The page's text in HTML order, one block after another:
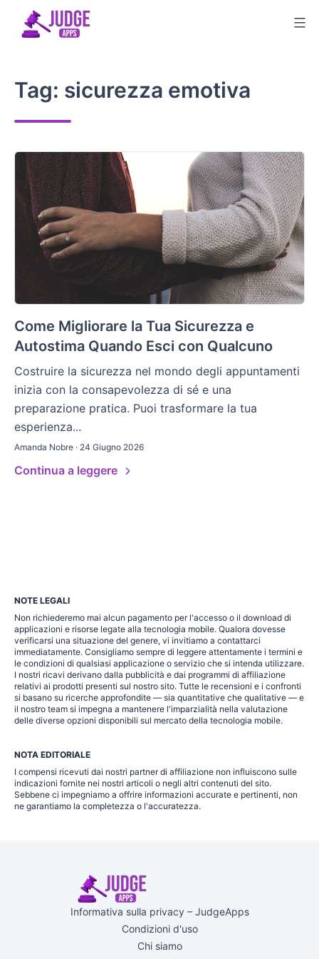
Tag: sicurezza emotiva
Come Migliorare la Tua Sicurezza e
Autostima Quando Esci con Qualcuno
Costruire la sicurezza nel mondo degli appuntamenti
inizia con la consapevolezza di sé e una
preparazione pratica. Puoi trasformare la tua
esperienza...
Amanda Nobre · 24 Giugno 2026
Continua a leggere
NOTE LEGALI
Non richiederemo mai alcun pagamento per l'accesso o il download di
applicazioni e risorse legate alla tecnologia mobile. Qualora dovesse
verificarsi una situazione del genere, vi invitiamo a contattarci
immediatamente. Consigliamo sempre di leggere attentamente i termini e
le condizioni di qualsiasi applicazione o servizio che si intenda utilizzare.
I nostri ricavi derivano dalla pubblicità e dai programmi di affiliazione
relativi ai prodotti presenti sul nostro sito. Tutte le recensioni e i confronti
si basano su ricerche approfondite — sia quantitative che qualitative — e
il nostro team si impegna a mantenere l'imparzialità nella valutazione
delle diverse opzioni disponibili sul mercato della tecnologia mobile.
NOTA EDITORIALE
I compensi ricevuti dai nostri partner di affiliazione non influiscono sulle
indicazioni fornite nei nostri articoli o negli altri contenuti del sito.
Sebbene ci impegniamo a offrire informazioni accurate e pertinenti, non
ne garantiamo la completezza o l'accuratezza.
Informativa sulla privacy – JudgeApps
Condizioni d'uso
Chi siamo